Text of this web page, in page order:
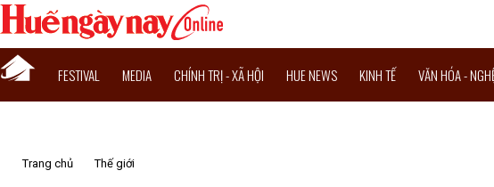
FESTIVAL MEDIA CHÍNH TRỊ - XÃ HỘI HUE NEWS KINH TẾ VĂN HÓA -
Trang chủ Thế giới